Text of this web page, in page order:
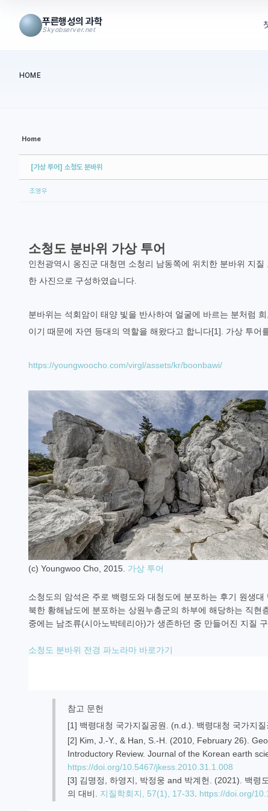
푸른행성의 과학
Skyobserver.net
HOME
Home
[가상 투어] 소청도 분바위
조영우
소청도 분바위 가상 투어
인천광역시 옹진군 대청면 소청리 남동쪽에 위치한 분바위 지
한 사진으로 구성하였습니다.
분바위는 석회암이 태양 빛을 반사하여 얼굴에 바르는 분처럼
이기 때문에 자연 등대의 역할을 해왔다고 합니다[1]. 가상 투어
https://youngwoocho.com/virgl/assets/kr/boonbawi/
(c) Youngwoo Cho, 2015. 가상 투어
소청도의 암석은 주로 백령도와 대청도에 분포하는 후기 원생
북한 황해남도에 분포하는 상원누층군의 하부에 해당하는 직
중에는 남조류(시아노박테리아)가 생존하던 중 만들어진 지질
소청도 분바위 전경 파노라마 바로가기
참고 문헌
[1] 백령대청 국가지질공원. (n.d.). 백령대청 국가지질
[2] Kim, J.-Y., & Han, S.-H. (2010, February 26).
Introductory Review. Journal of the Korean earth
https://doi.org/10.5467/jkess.2010.31.1.008
[3] 김명정, 하영지, 박정웅 and 박계헌. (2021). 백령
의 대비. 지질학회지, 57(1), 17-33 https://doi.org/